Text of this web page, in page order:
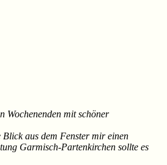
Wochenenden mit schöner
aus dem Fenster mir einen
Garmisch-Partenkirchen sollte es